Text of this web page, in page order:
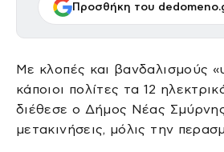
Προσθήκη του
Με κλοπές και βανδαλισμούς
κάποιοι πολίτες τα 12
διέθεσε ο Δήμος Νέας
μετακινήσεις, μόλις την